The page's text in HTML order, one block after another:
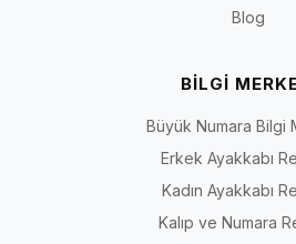
İriadam.com’da doğru numara, doğru
Kadın Numara Seçeneklerini İncele
İlgili numara sayfalarına hızlıca ulaşmak
Blog
BİLGİ
Büyük Numara Bilgi
Erkek Ayakkabı
Kadın Ayakkabı
Kalıp ve Numara